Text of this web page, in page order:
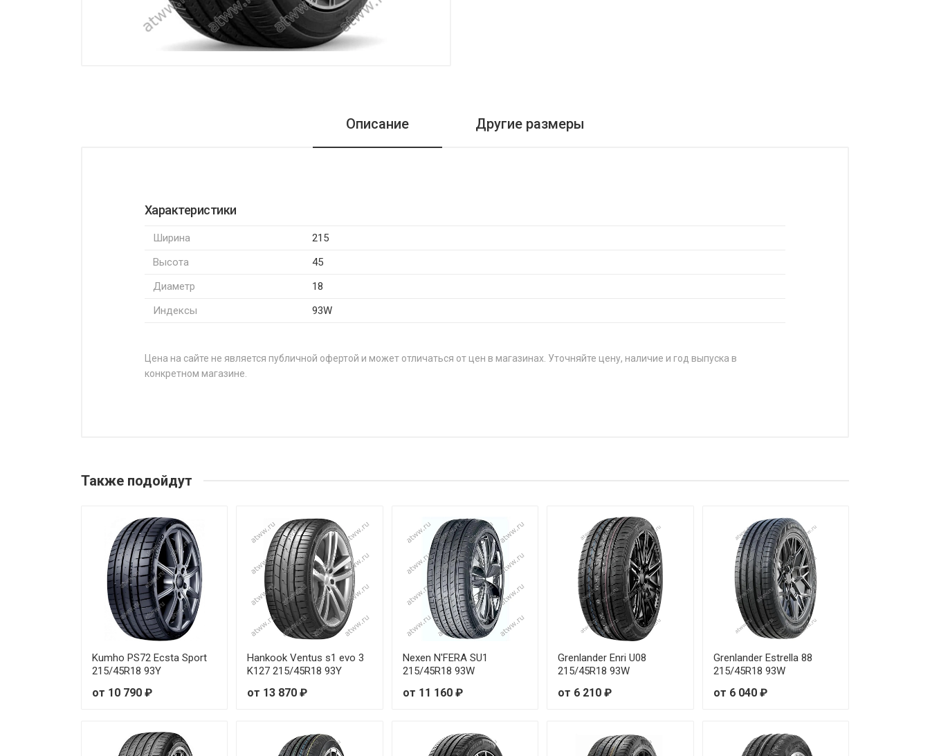
Описание Другие размеры
Характеристики
Ширина
215
Высота
45
Диаметр
18
Индексы
93W
Цена на сайте не является публичной офертой и может отличаться от цен в магазинах. Уточняйте цену, наличие и год выпуска в
конкретном магазине.
Michelin Primacy 5 205/55R16 91V
Michelin Primacy 5 205/55R16 91W от 14 150 ₽
Michelin Primacy 5 205/55R17 95V от 22 740 ₽
Michelin Primacy 5 205/55R17 95W от 21 200 ₽
Michelin Primacy 5 205/55R17 95Y от 26 710 ₽
Michelin Primacy 5 205/60R16 96W от 14 150 ₽
Michelin Primacy 5 205/65R16 95W от 16 080 ₽
Michelin Primacy 5 215/45R17 91W от 21 010 ₽
Также подойдут
Kumho PS72 Ecsta Sport
215/45R18 93Y
от 10 790 ₽
Hankook Ventus s1 evo 3
K127 215/45R18 93Y
от 13 870 ₽
Nexen N'FERA SU1
215/45R18 93W
от 11 160 ₽
Grenlander Enri U08
215/45R18 93W
от 6 210 ₽
Grenlander Estrella 88
215/45R18 93W
от 6 040 ₽